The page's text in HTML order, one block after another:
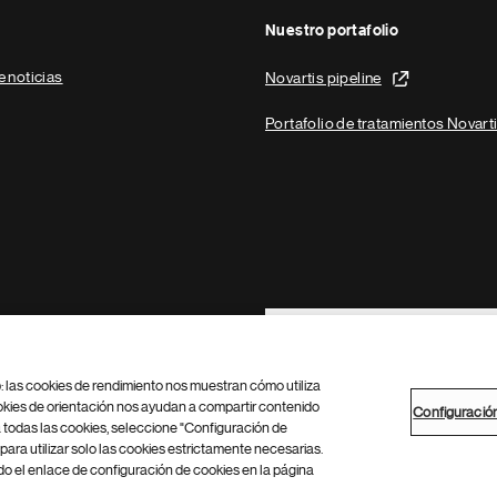
noticias
Nuestro portafolio
Novartis pipeline
Portafolio de tratamientos
Footer Site Search
Configuración de cookies Mapa del sitio
cookies de rendimiento nos muestran cómo utiliza
de orientación nos ayudan a compartir contenido
las cookies, seleccione "Configuración de
utilizar solo las cookies estrictamente necesarias.
el enlace de configuración de cookies en la página